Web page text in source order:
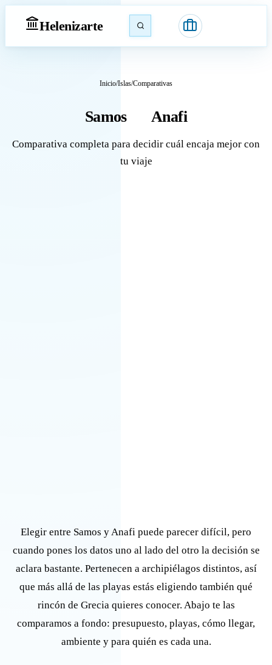
Helenizarte
Inicio/Islas/Comparativas
Samos Anafi
Comparativa completa para decidir cuál encaja mejor con
tu viaje
Elegir entre Samos y Anafi puede parecer difícil, pero
cuando pones los datos uno al lado del otro la decisión se
aclara bastante. Pertenecen a archipiélagos distintos, así
que más allá de las playas estás eligiendo también qué
rincón de Grecia quieres conocer. Abajo te las
comparamos a fondo: presupuesto, playas, cómo llegar,
ambiente y para quién es cada una.